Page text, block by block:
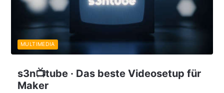
s3n📺tube · Das beste Videosetup für
Maker
MULTIMEDIA